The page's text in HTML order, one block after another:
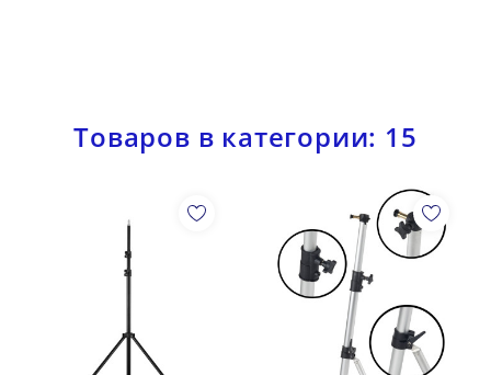
Товаров в категории: 15